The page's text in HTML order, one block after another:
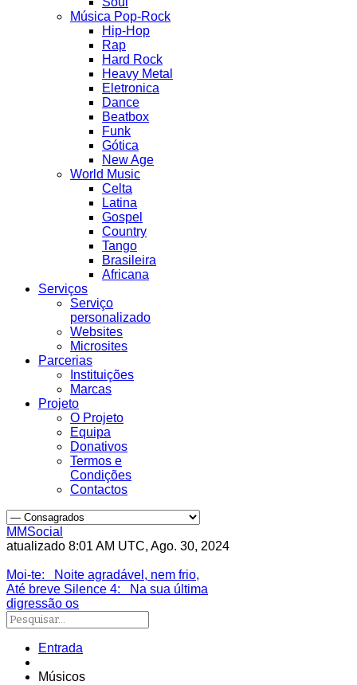
Música Pop-Rock
Hip-Hop
Rap
Hard Rock
Heavy Metal
Eletronica
Dance
Beatbox
Funk
Gótica
New Age
World Music
Celta
Latina
Gospel
Country
Tango
Brasileira
Africana
Serviços
Serviço
personalizado
Websites
Microsites
Parcerias
Instituições
Marcas
Projeto
O Projeto
Equipa
Donativos
Termos e
Condições
Contactos
MMSocial
atualizado 8:01 AM UTC, Ago. 30, 2024
Moi-te: Noite agradável, nem frio,
Até breve Silence 4: Na sua última
digressão os
Entrada
Músicos